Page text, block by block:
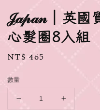
𝒥𝒶𝓅𝒶𝓃｜英國
心髮圈8入組
Regular
NT$ 465
數量